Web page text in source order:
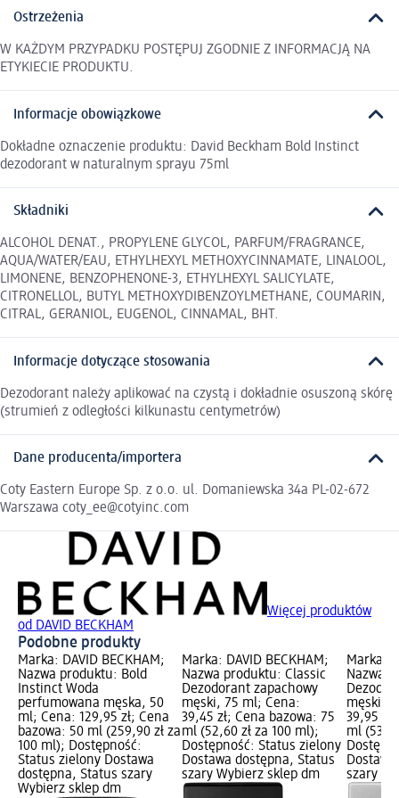
Ostrzeżenia
W KAŻDYM PRZYPADKU POSTĘPUJ ZGODNIE Z INFORMACJĄ NA
ETYKIECIE PRODUKTU.
Informacje obowiązkowe
Dokładne oznaczenie produktu: David Beckham Bold Instinct
dezodorant w naturalnym sprayu 75ml
Składniki
ALCOHOL DENAT., PROPYLENE GLYCOL, PARFUM/FRAGRANCE,
AQUA/WATER/EAU, ETHYLHEXYL METHOXYCINNAMATE, LINALOOL,
LIMONENE, BENZOPHENONE-3, ETHYLHEXYL SALICYLATE,
CITRONELLOL, BUTYL METHOXYDIBENZOYLMETHANE, COUMARIN,
CITRAL, GERANIOL, EUGENOL, CINNAMAL, BHT.
Informacje dotyczące stosowania
Dezodorant należy aplikować na czystą i dokładnie osuszoną skórę
(strumień z odległości kilkunastu centymetrów)
Dane producenta/importera
Coty Eastern Europe Sp. z o.o. ul. Domaniewska 34a PL-02-672
Warszawa coty_ee@cotyinc.com
Więcej produktów
od DAVID BECKHAM
Podobne produkty
Marka: DAVID BECKHAM;
Nazwa produktu: Bold
Instinct Woda
perfumowana męska, 50
ml; Cena: 129,95 zł; Cena
bazowa: 50 ml (259,90 zł za
100 ml); Dostępność:
Status zielony Dostawa
dostępna, Status szary
Wybierz sklep dm
Marka: DAVID BECKHAM;
Nazwa produktu: Classic
Dezodorant zapachowy
męski, 75 ml; Cena:
39,45 zł; Cena bazowa: 75
ml (52,60 zł za 100 ml);
Dostępność: Status zielony
Dostawa dostępna, Status
szary Wybierz sklep dm
Marka:
Nazwa
męski,
39,95
ml
szary